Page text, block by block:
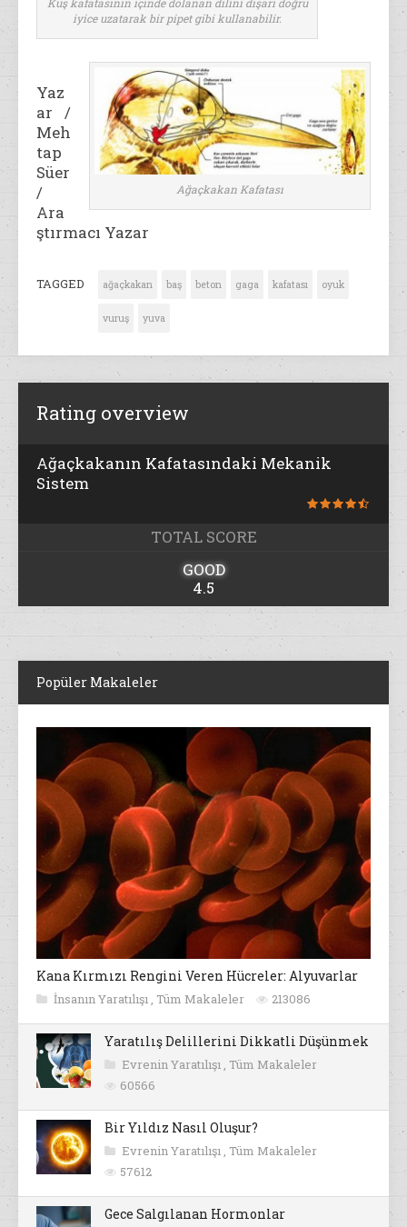
Kuş kafatasının içinde dolanan dilini dışarı doğru
iyice uzatarak bir pipet gibi kullanabilir.
Ağaçkakan Kafatası
Yaz
ar /
Meh
tap
Süer
/
Ara
ştırmacı Yazar
TAGGED ağaçkakan baş beton gaga kafatası oyuk
vuruş yuva
Rating overview
Ağaçkakanın Kafatasındaki Mekanik
Sistem
TOTAL SCORE
GOOD
4.5
Popüler Makaleler
Kana Kırmızı Rengini Veren Hücreler: Alyuvarlar
İnsanın Yaratılışı , Tüm Makaleler 213086
Yaratılış Delillerini Dikkatli Düşünmek
Evrenin Yaratılışı , Tüm Makaleler
60566
Bir Yıldız Nasıl Oluşur?
Evrenin Yaratılışı , Tüm Makaleler
57612
Gece Salgılanan Hormonlar